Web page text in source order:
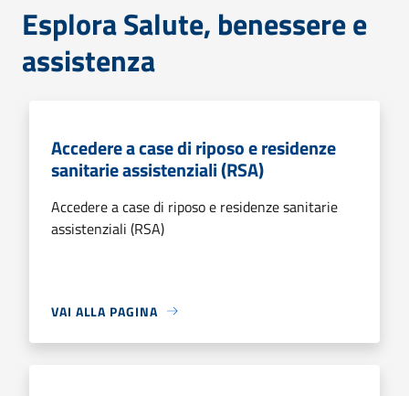
Esplora Salute, benessere e
assistenza
Accedere a case di riposo e residenze
sanitarie assistenziali (RSA)
Accedere a case di riposo e residenze sanitarie
assistenziali (RSA)
VAI ALLA PAGINA